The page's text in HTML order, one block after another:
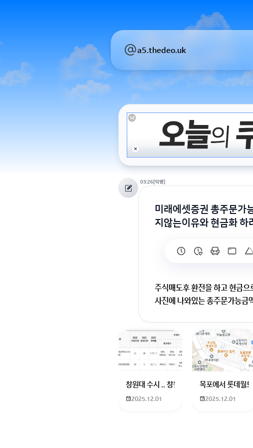
a5.thedeo.uk
03:26[익명]
미래에셋증권 총주문가
지않는이유와 현금화 하
주식매도후 환전을 하고 현금
사진에 나와있는 총주문가능금
출금은 총주문가능금액이 아니
현금주문자산금액(출금가능금
환전을 했더라도 결제가 완료되
매도 후 2영업일이 지난 뒤
창원대 수시 .. 창원대를 목표로 하고 있는
2025.12.01
목포에서 롯데월
2025.12.01